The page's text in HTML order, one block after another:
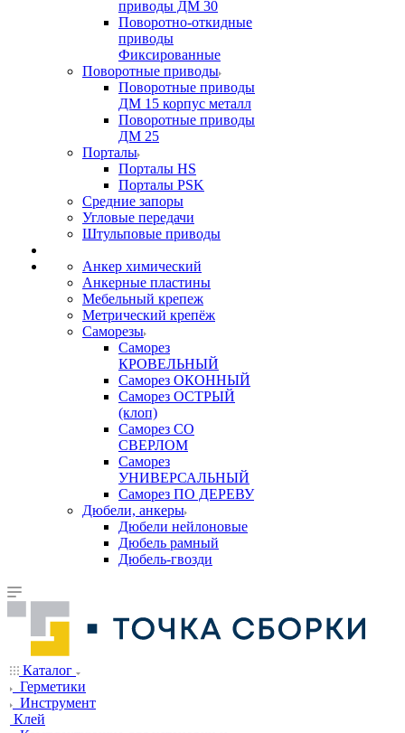
приводы ДМ 30
Поворотно-откидные
приводы
Фиксированные
Поворотные приводы
Поворотные приводы
ДМ 15 корпус металл
Поворотные приводы
ДМ 25
Порталы
Порталы HS
Порталы PSK
Средние запоры
Угловые передачи
Штульповые приводы
Анкер химический
Анкерные пластины
Мебельный крепеж
Метрический крепёж
Саморезы
Саморез
КРОВЕЛЬНЫЙ
Саморез ОКОННЫЙ
Саморез ОСТРЫЙ
(клоп)
Саморез СО
СВЕРЛОМ
Саморез
УНИВЕРСАЛЬНЫЙ
Саморез ПО ДЕРЕВУ
Дюбели, анкеры
Дюбели нейлоновые
Дюбель рамный
Дюбель-гвозди
Каталог
Герметики
Инструмент
Клей